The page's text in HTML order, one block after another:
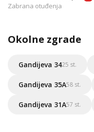
Zabrana otuđenja
Okolne zgrade
Gandijeva 3425 st.
Gandijeva 35A58 st.
Gandijeva 31A57 st.